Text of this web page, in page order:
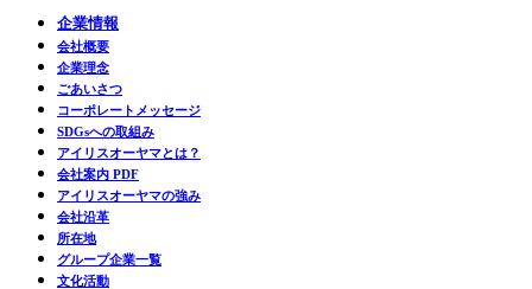
企業情報
会社概要
企業理念
ごあいさつ
コーポレートメッセージ
SDGsへの取組み
アイリスオーヤマとは？
会社案内 PDF
アイリスオーヤマの強み
会社沿革
所在地
グループ企業一覧
文化活動